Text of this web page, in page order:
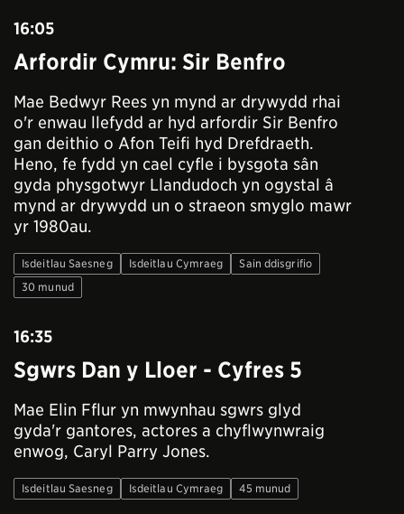
16:05
Arfordir Cymru: Sir Benfro
Mae Bedwyr Rees yn mynd ar drywydd rhai
o'r enwau llefydd ar hyd arfordir Sir Benfro
gan deithio o Afon Teifi hyd Drefdraeth.
Heno, fe fydd yn cael cyfle i bysgota sân
gyda physgotwyr Llandudoch yn ogystal â
mynd ar drywydd un o straeon smyglo mawr
yr 1980au.
Isdeitlau Saesneg Isdeitlau Cymraeg
Sain ddisgrifio
30 munud
16:35
Sgwrs Dan y Lloer - Cyfres 5
Mae Elin Fflur yn mwynhau sgwrs glyd
gyda'r gantores, actores a chyflwynwraig
enwog, Caryl Parry Jones.
Isdeitlau Saesneg Isdeitlau Cymraeg 45 munud